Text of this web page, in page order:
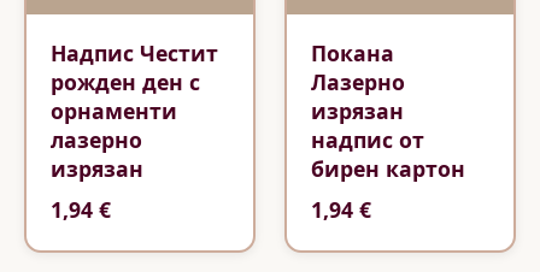
Надпис Честит
рожден ден с
орнаменти
лазерно
изрязан
1,94 €
Покана
Лазерно
изрязан
надпис от
бирен картон
1,94 €